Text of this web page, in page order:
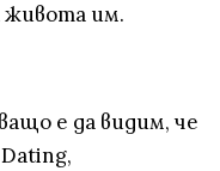
живота им.
е да видим, че